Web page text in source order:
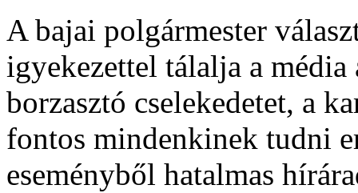
A bajai polgármester
igyekezettel tálalja a média
borzasztó cselekedetet, a
fontos mindenkinek tudni
eseményből hatalmas